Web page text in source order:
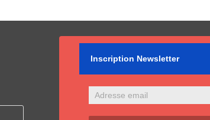
Inscription Newsletter